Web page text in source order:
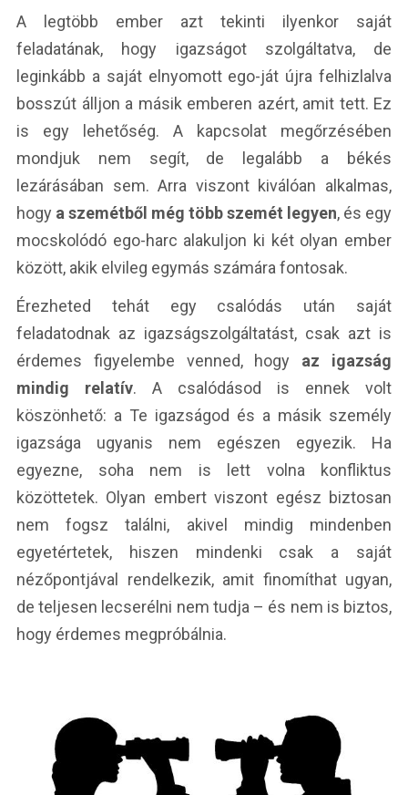
A legtöbb ember azt tekinti ilyenkor saját
feladatának, hogy igazságot szolgáltatva, de
leginkább a saját elnyomott ego-ját újra felhizlalva
bosszút álljon a másik emberen azért, amit tett. Ez
is egy lehetőség. A kapcsolat megőrzésében
mondjuk nem segít, de legalább a békés
lezárásában sem. Arra viszont kiválóan alkalmas,
hogy a szemétből még több szemét legyen, és egy
mocskolódó ego-harc alakuljon ki két olyan ember
között, akik elvileg egymás számára fontosak.
Érezheted tehát egy csalódás után saját
feladatodnak az igazságszolgáltatást, csak azt is
érdemes figyelembe venned, hogy az igazság
mindig relatív. A csalódásod is ennek volt
köszönhető: a Te igazságod és a másik személy
igazsága ugyanis nem egészen egyezik. Ha
egyezne, soha nem is lett volna konfliktus
közöttetek. Olyan embert viszont egész biztosan
nem fogsz találni, akivel mindig mindenben
egyetértetek, hiszen mindenki csak a saját
nézőpontjával rendelkezik, amit finomíthat ugyan,
de teljesen lecserélni nem tudja – és nem is biztos,
hogy érdemes megpróbálnia.